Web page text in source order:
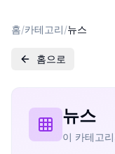
홈/카테고리/뉴스
홈으로
뉴스
이 카테고